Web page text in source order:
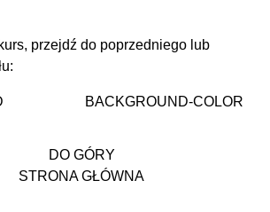
przejdź do poprzedniego lub
BACKGROUND-COLOR
DO GÓRY
STRONA GŁÓWNA